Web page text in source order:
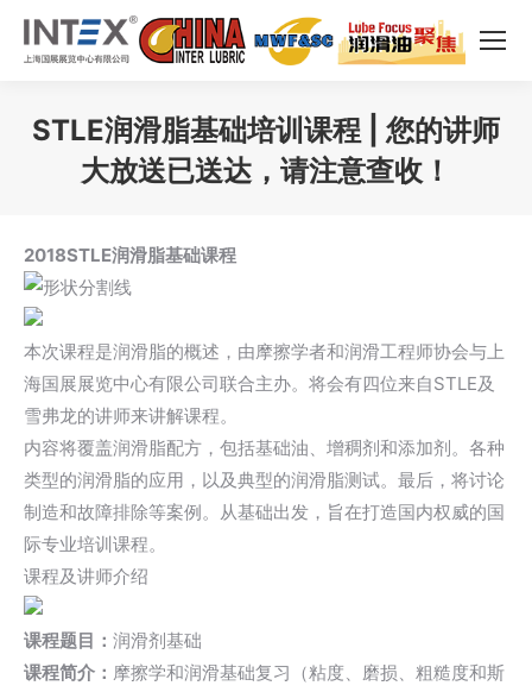
STLE润滑脂基础培训课程 | 您的讲师
大放送已送达，请注意查收！
2018STLE润滑脂基础课程
本次课程是润滑脂的概述，由摩擦学者和润滑工程师协会与上
海国展展览中心有限公司联合主办。将会有四位来自STLE及
雪弗龙的讲师来讲解课程。
内容将覆盖润滑脂配方，包括基础油、增稠剂和添加剂。各种
类型的润滑脂的应用，以及典型的润滑脂测试。最后，将讨论
制造和故障排除等案例。从基础出发，旨在打造国内权威的国
际专业培训课程。
课程及讲师介绍
课程题目 ： 润滑剂基础
课程简介： 摩擦学和润滑基础复习（粘度、磨损、粗糙度和斯